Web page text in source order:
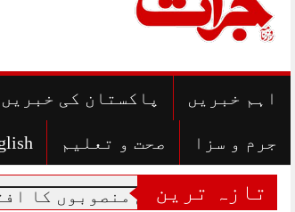
اہم خبریں پاکستان کی خبریں
جرم و سزا صحت و تعلیم
تازہ ترین
منصوبوں کا افتتاح،